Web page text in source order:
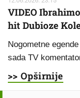
VIDEO
hit Dubioze
Nogometne
sada TV
>> Opširnije